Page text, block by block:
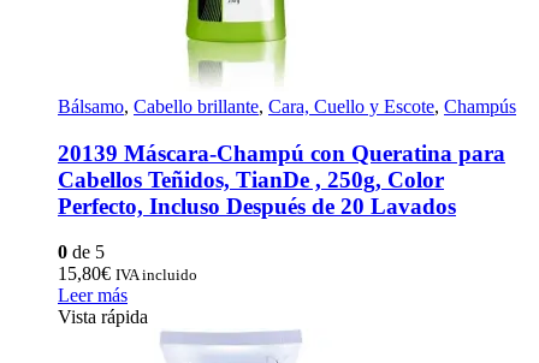
Bálsamo, Cabello brillante, Cara, Cuello y Escote, Champús
20139 Máscara-Champú con Queratina para
Cabellos Teñidos, TianDe , 250g, Color
Perfecto, Incluso Después de 20 Lavados
0 de 5
15,80€ IVA incluido
Leer más
Vista rápida